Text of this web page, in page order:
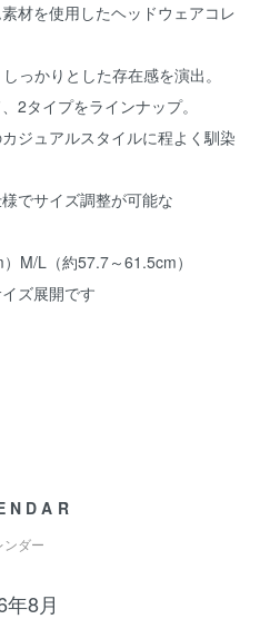
材を使用したヘッドウェアコレ
っかりとした存在感を演出。
2タイプをラインナップ。
ジュアルスタイルに程よく馴染
でサイズ調整が可能な
M/L（約57.7～61.5cm）
ズ展開です
ンダー
8月